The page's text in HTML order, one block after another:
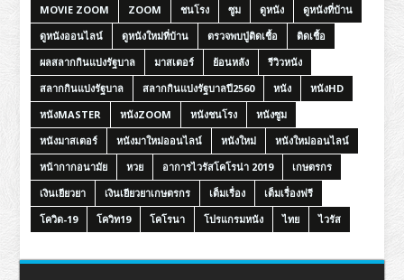
MOVIE ZOOM
ZOOM ชนโรง ซูม ดูหนัง
ดูหนังที่บ้าน
ดูหนังออนไลน์
ดูหนังใหม่ที่บ้าน ตรวจพบปู่ติดเชื้อ
ติดเชื้อ
ผลสลากกินแบ่งรัฐบาล
มาสเตอร์ ย้อนหลัง
รีวิวหนัง
สลากกินแบ่งรัฐบาล
สลากกินแบ่งรัฐบาลปี2560 หนัง
หนังHD
หนังMASTER
หนังZOOM หนังชนโรง
หนังซูม
หนังมาสเตอร์
หนังมาใหม่ออนไลน์ หนังใหม่
หนังใหม่ออนไลน์
หน้ากากอนามัย
หวย อาการไวรัสโคโรน่า 2019
เกษตรกร
เงินเยียวยา
เงินเยียวยาเกษตรกร เต็มเรื่อง
เต็มเรื่องฟรี
โควิด-19
โควิท19 โคโรนา โปรแกรมหนัง ไทย ไวรัส